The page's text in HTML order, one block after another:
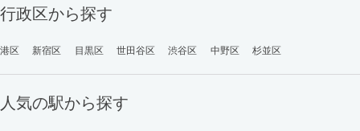
行政区から探す
港区 新宿区 目黒区 世田谷区 渋谷区 中野区 杉並区
人気の駅から探す